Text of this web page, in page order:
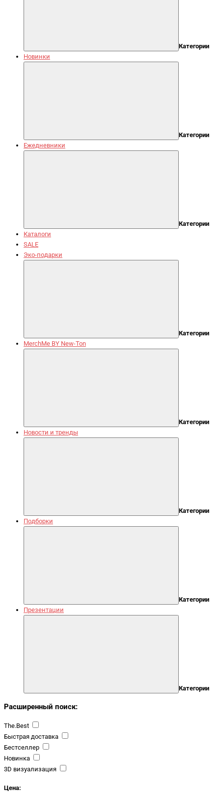
Категории
Новинки
Категории
Ежедневники
Категории
Каталоги
SALE
Эко-подарки
Категории
MerchMe BY New-Ton
Категории
Новости и тренды
Категории
Подборки
Категории
Презентации
Категории
Расширенный поиск:
The.Best
Быстрая доставка
Бестселлер
Новинка
3D визуализация
Цена: